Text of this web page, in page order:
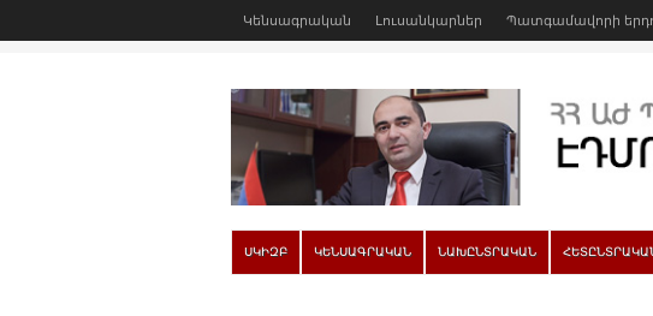
Կենսագրական Լուսանկարներ Պատգամավորի
ՍԿԻԶԲ ԿԵՆՍԱԳՐԱԿԱՆ ՆԱԽԸՆՏՐԱԿԱՆ